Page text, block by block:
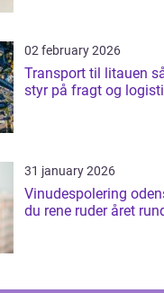
02 february 2026
Transport til litauen sådan får du
styr på fragt og
31 january 2026
Vinudespolering odense
du rene ruder året